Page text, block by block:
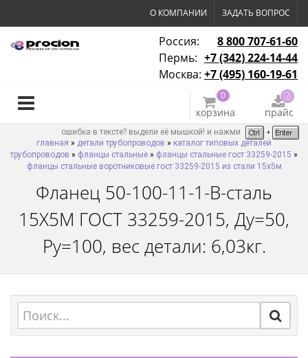
О КОМПАНИИ ЗАДАТЬ ВОПРОС
Россия:
8 800 707-61-60
Пермь: +7 (342) 224-14-44
Москва: +7 (495) 160-19-61
0
корзина прайс
ошибка в тексте? выдели её мышкой! и нажми
главная » детали трубопроводов » каталог типовых деталей
трубопроводов » фланцы стальные » фланцы стальные гост 33259-2015 »
фланцы стальные воротниковые гост 33259-2015 из стали 15х5м
Фланец 50-100-11-1-B-сталь
15Х5М ГОСТ 33259-2015, Ду=50,
Ру=100, вес детали: 6,03кг.